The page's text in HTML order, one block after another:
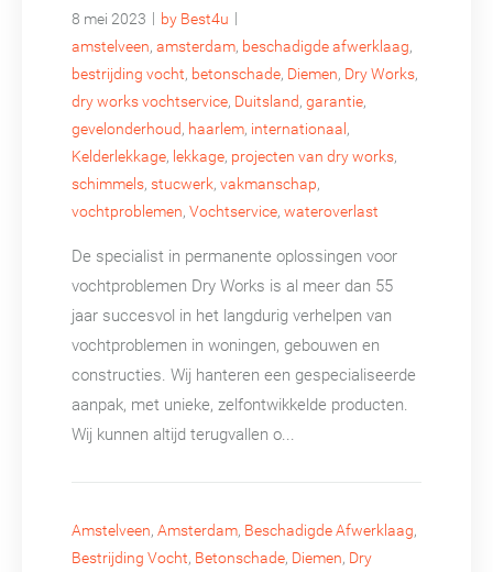
8 mei 2023 | by Best4u |
amstelveen, amsterdam, beschadigde afwerklaag,
bestrijding vocht, betonschade, Diemen, Dry Works,
dry works vochtservice, Duitsland, garantie,
gevelonderhoud, haarlem, internationaal,
Kelderlekkage, lekkage, projecten van dry works,
schimmels, stucwerk, vakmanschap,
vochtproblemen, Vochtservice, wateroverlast
De specialist in permanente oplossingen voor
vochtproblemen Dry Works is al meer dan 55
jaar succesvol in het langdurig verhelpen van
vochtproblemen in woningen, gebouwen en
constructies. Wij hanteren een gespecialiseerde
aanpak, met unieke, zelfontwikkelde producten.
Wij kunnen altijd terugvallen o...
Amstelveen, Amsterdam, Beschadigde Afwerklaag,
Bestrijding Vocht, Betonschade, Diemen, Dry